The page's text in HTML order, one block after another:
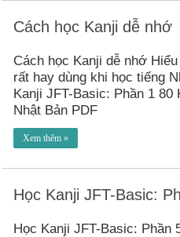
Cách học Kanji dễ nhớ
Cách học Kanji dễ nhớ
rất hay dùng khi học tiếng
Kanji JFT-Basic: Phần 1 80
Nhật Bản PDF
Xem thêm »
Học Kanji JFT-Basic:
Học Kanji JFT-Basic: Phần